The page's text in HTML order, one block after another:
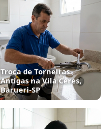
Troca de Torneiras
Antigas na Vila Ceres,
Barueri‑SP